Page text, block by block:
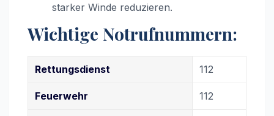
starker Winde reduzieren.
Wichtige Notrufnummern:
Rettungsdienst 112
Feuerwehr 112